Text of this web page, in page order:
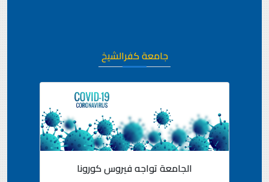
جامعة كفرالشيخ
الجامعة تواجه فيروس كورونا